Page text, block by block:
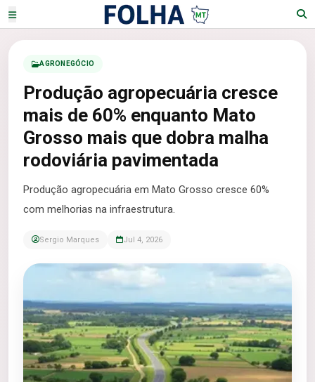
AGRONEGÓCIO
Produção agropecuária cresce
mais de 60% enquanto Mato
Grosso mais que dobra malha
rodoviária pavimentada
Produção agropecuária em Mato Grosso cresce 60%
com melhorias na infraestrutura.
Sergio Marques Jul 4, 2026